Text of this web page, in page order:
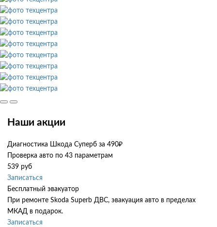
Наши акции
Диагностика Шкода Суперб за 490₽
Проверка авто по 43 параметрам
539 руб
Записаться
Бесплатный эвакуатор
При ремонте Skoda Superb ДВС, эвакуация авто в пределах
МКАД в подарок.
Записаться